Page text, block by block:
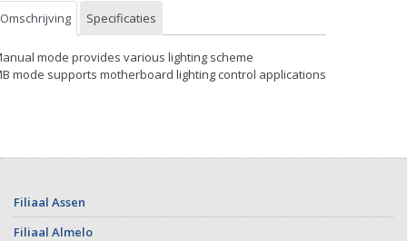
Omschrijving Specificaties
mode provides various lighting scheme
mode supports motherboard lighting control applications
Filiaal Assen
Filiaal Almelo